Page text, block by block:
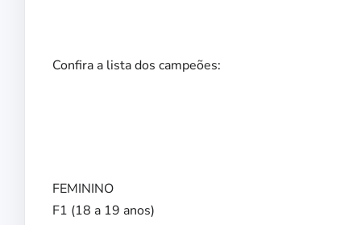
Confira a lista dos campeões:
FEMININO
F1 (18 a 19 anos)